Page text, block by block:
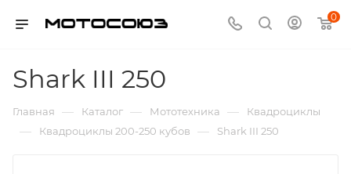
0
Shark III 250
Главная — Каталог — Мототехника — Квадроциклы
— Квадроциклы 200-250 кубов — Shark III 250